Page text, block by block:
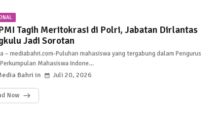
Tagih Meritokrasi di Polri, Jabatan Dirlantas
Jadi Sorotan
– mediabahri.com-Puluhan mahasiswa yang tergabung dalam Pengurus
Mahasiswa Indone…
Bahri Juli 20, 2026
Now